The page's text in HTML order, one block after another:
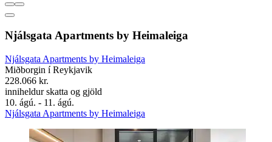
Njálsgata Apartments by Heimaleiga
Njálsgata Apartments by Heimaleiga
Miðborgin í Reykjavik
228.066 kr.
inniheldur skatta og gjöld
10. ágú. - 11. ágú.
Njálsgata Apartments by Heimaleiga